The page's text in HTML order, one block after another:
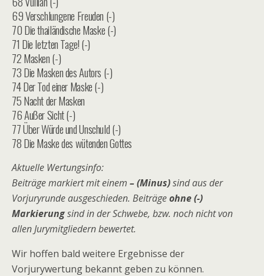
69 Verschlungene Freuden (-)
70 Die thailändische Maske (-)
71 Die letzten Tage! (-)
72 Masken (-)
73 Die Masken des Autors (-)
74 Der Tod einer Maske (-)
75 Nacht der Masken
76 Außer Sicht (-)
77 Über Würde und Unschuld (-)
78 Die Maske des wütenden Gottes
Aktuelle Wertungsinfo:
Beiträge markiert mit einem – (Minus)sind aus der
Vorjuryrunde ausgeschieden. Beiträgeohne (-)
Markierungsind in der Schwebe, bzw. noch nicht von
allen Jurymitgliedern bewertet.
Wir hoffen bald weitere Ergebnisse der
Vorjurywertung bekannt geben zu können.